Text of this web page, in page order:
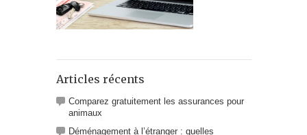
Articles récents
Comparez gratuitement les assurances pour
animaux
Déménagement à l’étranger : quelles